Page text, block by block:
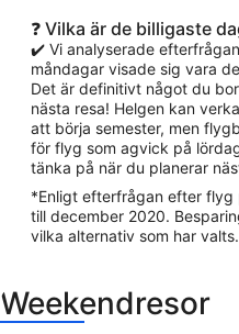
❓ Vilka är de billigaste
✔️ Vi analyserade
måndagar visade sig vara
Det är definitivt något du
nästa resa! Helgen kan
att börja semester, men
för flyg som agvick på
tänka på när du planerar
*Enligt efterfrågan efter flyg
till december 2020.
vilka alternativ som har valts.
Weekendresor